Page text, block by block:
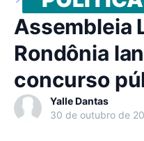
Assembleia
Rondônia
concurso
Yalle Dantas
30 de outubro de